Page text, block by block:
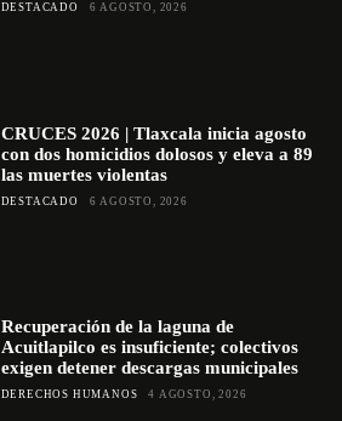
DESTACADO 6 AGOSTO, 2026
CRUCES 2026 | Tlaxcala inicia agosto
con dos homicidios dolosos y eleva a 89
las muertes violentas
DESTACADO 6 AGOSTO, 2026
Recuperación de la laguna de
Acuitlapilco es insuficiente; colectivos
exigen detener descargas municipales
DERECHOS HUMANOS 4 AGOSTO, 2026